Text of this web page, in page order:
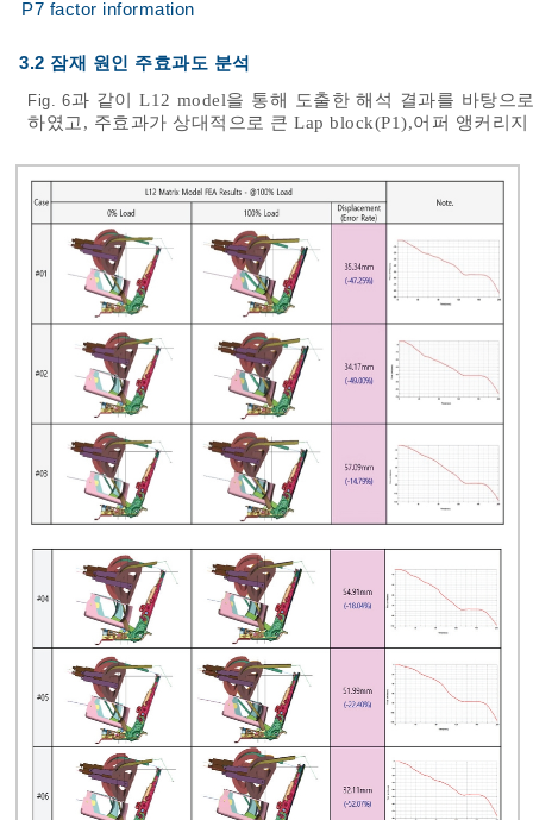
P7 factor information
3.2 잠재 원인 주효과도 분석
Fig. 6과 같이 L12 model을 통해 도출한 해석 결과를 바탕으
하였고, 주효과가 상대적으로 큰 Lap block(P1),어퍼 앵커리